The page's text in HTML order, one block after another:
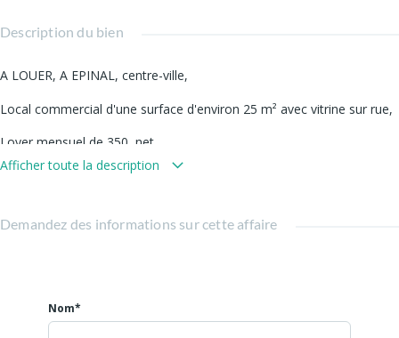
Description du bien
A LOUER, A EPINAL, centre-ville,
Local commercial d'une surface d'environ 25 m² avec vitrine sur rue,
Loyer mensuel de 350  net,
Honoraires d'agence fixés à 30 % hors taxes du loyer annuel,
Afficher toute la description
Demandez des informations sur cette affaire
Nom*